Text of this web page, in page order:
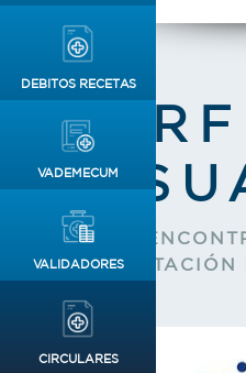
DEBITOS RECETAS
VADEMECUM
VALIDADORES
CIRCULARES
AQUÍ
DOCUMENTACIÓN